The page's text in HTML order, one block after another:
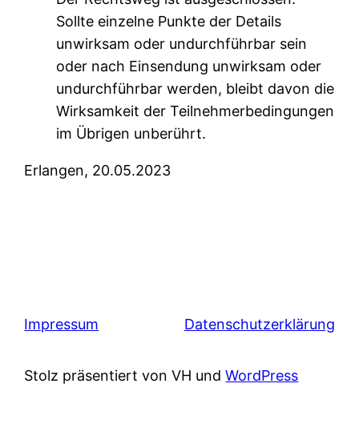
Sollte einzelne Punkte der Details
unwirksam oder undurchführbar sein
oder nach Einsendung unwirksam oder
undurchführbar werden, bleibt davon die
Wirksamkeit der Teilnehmerbedingungen
im Übrigen unberührt.
Erlangen, 20.05.2023
Impressum Datenschutzerklärung
Stolz präsentiert von VH undWordPress